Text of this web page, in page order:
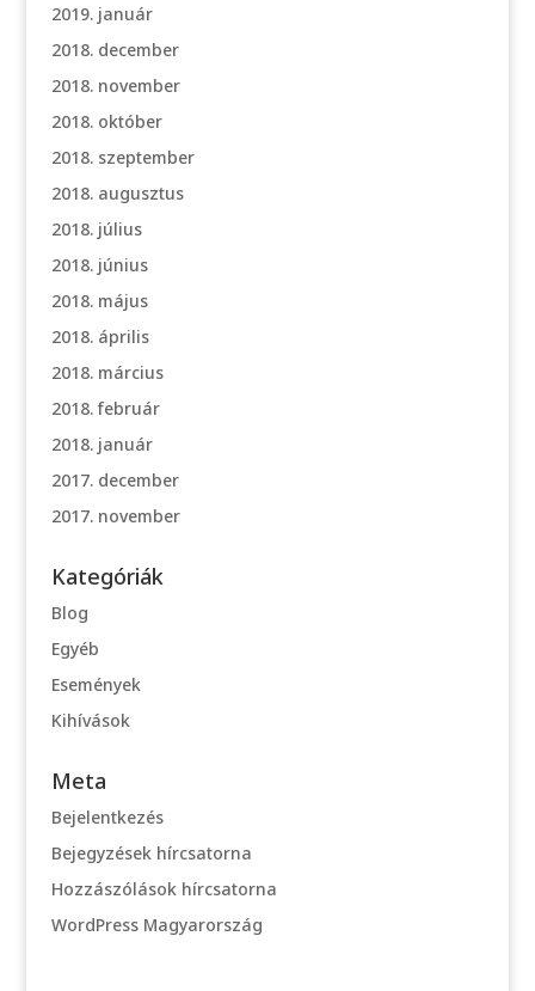
2019. január
2018. december
2018. november
2018. október
2018. szeptember
2018. augusztus
2018. július
2018. június
2018. május
2018. április
2018. március
2018. február
2018. január
2017. december
2017. november
Kategóriák
Blog
Egyéb
Események
Kihívások
Meta
Bejelentkezés
Bejegyzések hírcsatorna
Hozzászólások hírcsatorna
WordPress Magyarország